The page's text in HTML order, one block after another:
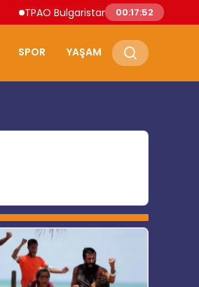
TPAO Bulgaristan Sularında Petrol ve
00:17:53
SPOR YAŞAM